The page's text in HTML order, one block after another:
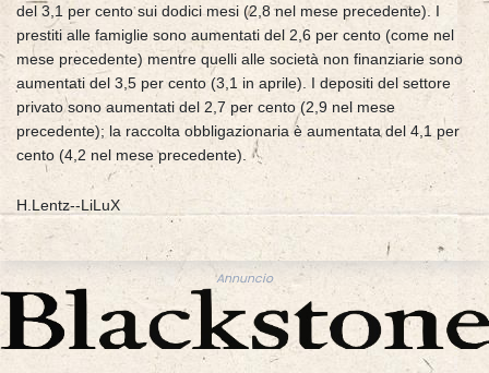
del 3,1 per cento sui dodici mesi (2,8 nel mese precedente). I
prestiti alle famiglie sono aumentati del 2,6 per cento (come nel
mese precedente) mentre quelli alle società non finanziarie sono
aumentati del 3,5 per cento (3,1 in aprile). I depositi del settore
privato sono aumentati del 2,7 per cento (2,9 nel mese
precedente); la raccolta obbligazionaria è aumentata del 4,1 per
cento (4,2 nel mese precedente).
H.Lentz--LiLuX
Annuncio